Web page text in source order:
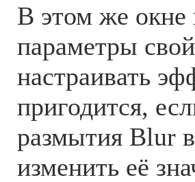
В этом же окне
параметры
настраивать
пригодится,
размытия Blur
изменить её